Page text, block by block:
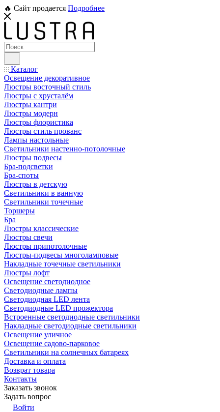
🔥 Сайт продается Подробнее
Каталог
Освещение декоративное
Люстры восточный стиль
Люстры с хрусталём
Люстры кантри
Люстры модерн
Люстры флористика
Люстры стиль прованс
Лампы настольные
Светильники настенно-потолочные
Люстры подвесы
Бра-подсветки
Бра-споты
Люстры в детскую
Светильники в ванную
Светильники точечные
Торшеры
Бра
Люстры классические
Люстры свечи
Люстры припотолочные
Люстры-подвесы многоламповые
Накладные точечные светильники
Люстры лофт
Освещение светодиодное
Светодиодные лампы
Светодиодная LED лента
Светодиодные LED прожектора
Встроенные светодиодные светильники
Накладные светодиодные светильники
Освещение уличное
Освещение садово-парковое
Светильники на солнечных батареях
Доставка и оплата
Возврат товара
Контакты
Заказать звонок
Задать вопрос
Войти